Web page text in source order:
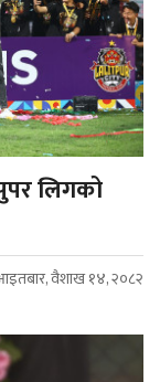
लिगको
वैशाख १४, २०८२